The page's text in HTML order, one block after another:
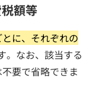
額等
に、それぞれの
。なお、該当する
要で省略できま